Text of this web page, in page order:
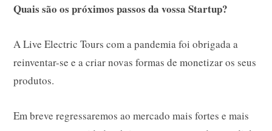
Quais são os próximos passos da vossa Startup?
A Live Electric Tours com a pandemia foi obrigada a
reinventar-se e a criar novas formas de monetizar os seus
produtos.
Em breve regressaremos ao mercado mais fortes e mais